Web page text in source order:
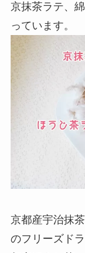
京抹茶ラテ、
っています。
京都産宇治抹
のフリーズド